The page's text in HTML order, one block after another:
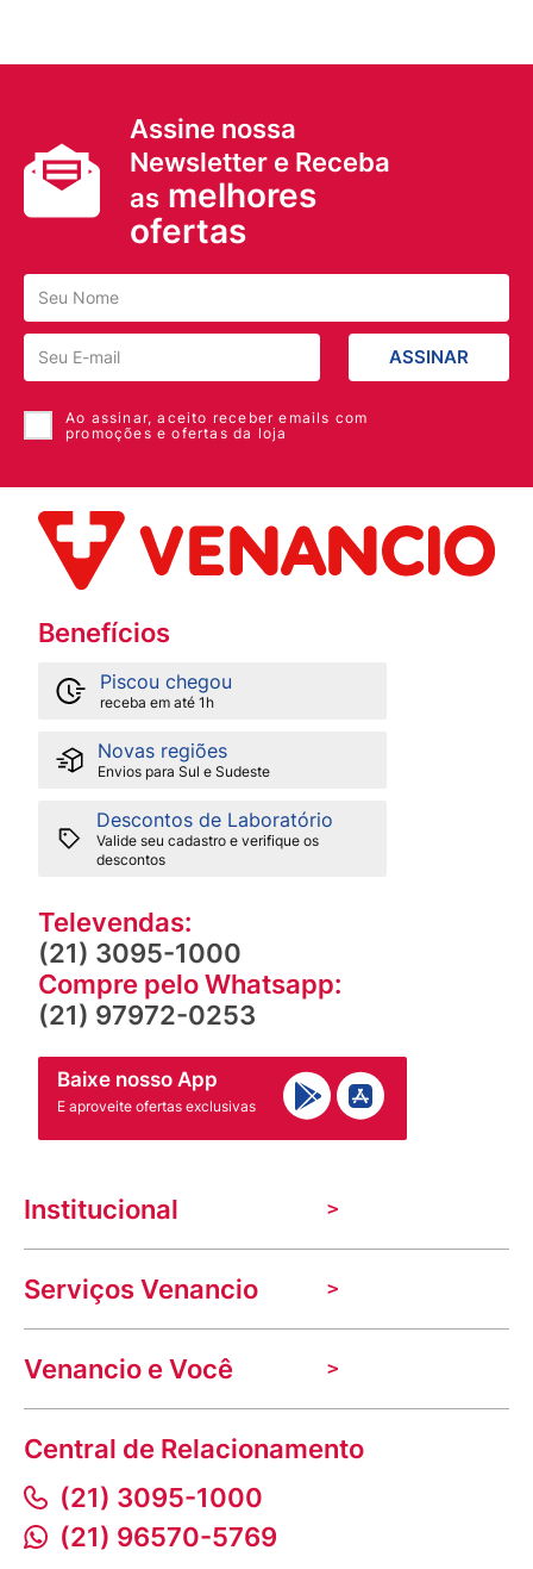
Assine nossa
Newsletter e Receba
as melhores
ofertas
ASSINAR
Ao assinar, aceito receber emails com
promoções e ofertas da loja
Benefícios
Piscou chegou
receba em até 1h
Novas regiões
Envios para Sul e Sudeste
Descontos de Laboratório
Valide seu cadastro e verifique os
descontos
Televendas:
(21) 3095-1000
Compre pelo Whatsapp:
(21) 97972-0253
Baixe nosso App
E aproveite ofertas exclusivas
Institucional
A Venancio
Trabalhe Conosco
Nossas lojas
Indique seu imóvel
Aniversário Venancio 2025
Serviços Venancio
Troca e devolução
Mecânica de promoções
Dúvidas frequentes
Prazos e entregas
Bioimpedância Gratuita
Venancio e Você
VClube - Programa de fidelidade
Fale com o farmacêutico
Fale conosco
Procon RJ
Saúde na praça
Central de Relacionamento
(21) 3095-1000
(21) 96570-5769